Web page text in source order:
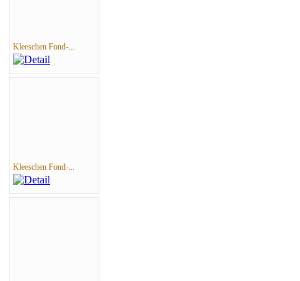
Kleeschen Fond-...
Kleeschen Fond-...